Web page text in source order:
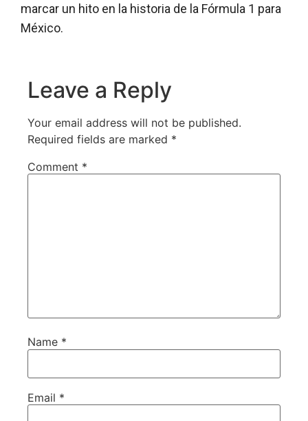
marcar un hito en la historia de la Fórmula 1 para
México.
Leave a Reply
Your email address will not be published.
Required fields are marked *
Comment *
Name *
Email *